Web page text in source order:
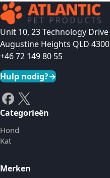
Unit 10, 23 Technology Drive
Augustine Heights QLD 4300
+46 72 149 80 55
Hulp nodig?→
Categorieën
Hond
Kat
Merken